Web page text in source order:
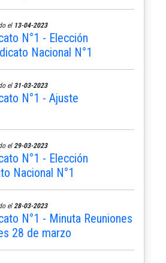
el 13-04-2023
N°1 - Elección
Nacional N°1
el 31-03-2023
N°1 - Ajuste
el 29-03-2023
N°1 - Elección
Nacional N°1
el 28-03-2023
N°1 - Minuta Reuniones
28 de marzo